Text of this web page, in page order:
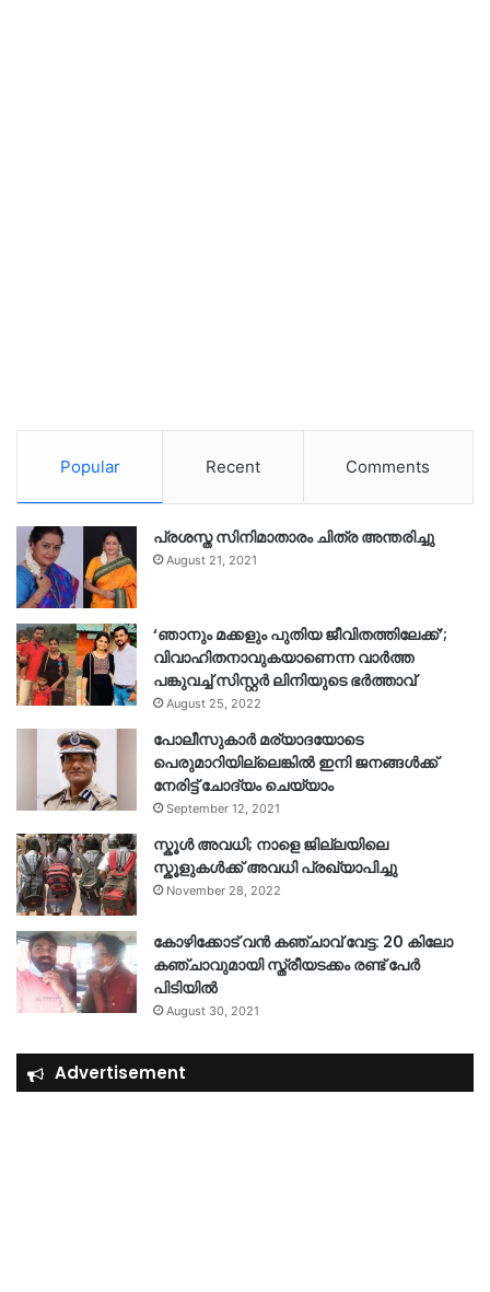
Popular Recent Comments
പ്രശസ്ത സിനിമാതാരം ചിത്ര അന്തരിച്ചു
August 21, 2021
‘ഞാനും മക്കളും പുതിയ ജീവിതത്തിലേക്ക്’;
വിവാഹിതനാവുകയാണെന്ന വാർത്ത
പങ്കുവച്ച് സിസ്റ്റർ ലിനിയുടെ ഭർത്താവ്
August 25, 2022
പോലീസുകാര്‍ മര്യാദയോടെ
പെരുമാറിയില്ലെങ്കില്‍ ഇനി ജനങ്ങള്‍ക്ക്
നേരിട്ട് ചോദ്യം ചെയ്യാം
September 12, 2021
സ്കൂൾ അവധി; നാളെ ജില്ലയിലെ
സ്കൂളുകൾക്ക് അവധി പ്രഖ്യാപിച്ചു
November 28, 2022
കോഴിക്കോട് വൻ കഞ്ചാവ് വേട്ട: 20 കിലോ
കഞ്ചാവുമായി സ്ത്രീയടക്കം രണ്ട് പേർ
പിടിയിൽ
August 30, 2021
Advertisement